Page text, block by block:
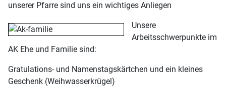
unserer Pfarre sind uns ein wichtiges Anliegen
Unsere
Arbeitsschwerpunkte im
AK Ehe und Familie sind:
Gratulations- und Namenstagskärtchen und ein kleines
Geschenk (Weihwasserkrügel)